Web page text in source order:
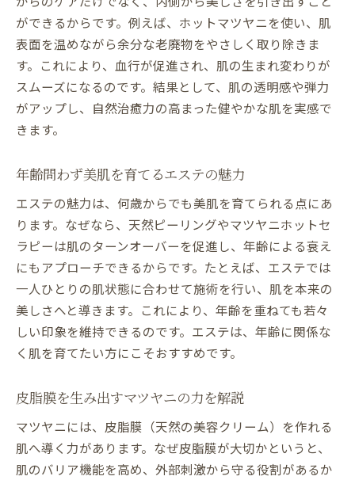
ができるからです。例えば、ホットマツヤニを使い、肌
表面を温めながら余分な老廃物をやさしく取り除きま
す。これにより、血行が促進され、肌の生まれ変わりが
スムーズになるのです。結果として、肌の透明感や弾力
がアップし、自然治癒力の高まった健やかな肌を実感で
きます。
年齢問わず美肌を育てるエステの魅力
エステの魅力は、何歳からでも美肌を育てられる点にあ
ります。なぜなら、天然ピーリングやマツヤニホットセ
ラピーは肌のターンオーバーを促進し、年齢による衰え
にもアプローチできるからです。たとえば、エステでは
一人ひとりの肌状態に合わせて施術を行い、肌を本来の
美しさへと導きます。これにより、年齢を重ねても若々
しい印象を維持できるのです。エステは、年齢に関係な
く肌を育てたい方にこそおすすめです。
皮脂膜を生み出すマツヤニの力を解説
マツヤニには、皮脂膜（天然の美容クリーム）を作れる
肌へ導く力があります。なぜ皮脂膜が大切かというと、
肌のバリア機能を高め、外部刺激から守る役割があるか